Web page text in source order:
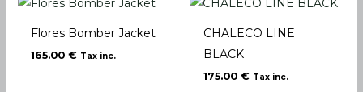
Flores Bomber Jacket
165.00€ Tax inc.
CHALECO LINE
BLACK
175.00 € Tax inc.